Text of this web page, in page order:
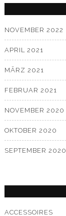
NOVEMBER 2022
APRIL 2021
MÄRZ 2021
FEBRUAR 2021
NOVEMBER 2020
OKTOBER 2020
SEPTEMBER 2020
ACCESSOIRES